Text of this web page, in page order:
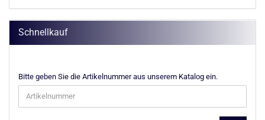
Schnellkauf
BITTE
GEBEN
SIE
DIE
Bitte geben Sie die Artikelnummer aus unserem Katalog ein.